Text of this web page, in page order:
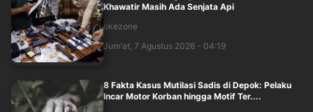
Khawatir Masih Ada Senjata Api
okezone
Jum'at, 7 Agustus 2026 - 04:19
8 Fakta Kasus Mutilasi Sadis di Depok: Pelaku
Incar Motor Korban hingga Motif Ter....